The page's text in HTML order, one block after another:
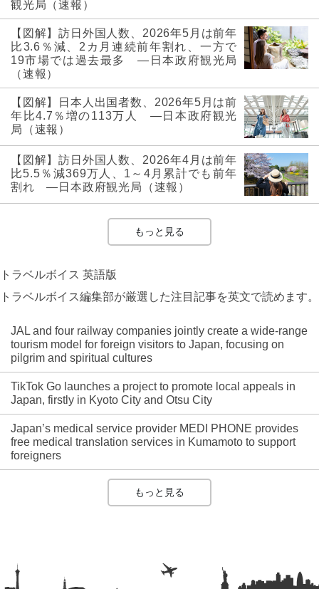
観光局（速報）
【図解】訪日外国人数、2026年5月は前年
比3.6％減、2カ月連続前年割れ、一方で
19市場では過去最多 ―日本政府観光局
（速報）
【図解】日本人出国者数、2026年5月は前
年比4.7％増の113万人 ―日本政府観光
局（速報）
【図解】訪日外国人数、2026年4月は前年
比5.5％減369万人、1～4月累計でも前年
割れ ―日本政府観光局（速報）
もっと見る
トラベルボイス 英語版
トラベルボイス編集部が厳選した注目記事を英文で読めます。
JAL and four railway companies jointly create a wide-range
tourism model for foreign visitors to Japan, focusing on
pilgrim and spiritual cultures
TikTok Go launches a project to promote local appeals in
Japan, firstly in Kyoto City and Otsu City
Japan’s medical service provider MEDI PHONE provides
free medical translation services in Kumamoto to support
foreigners
もっと見る